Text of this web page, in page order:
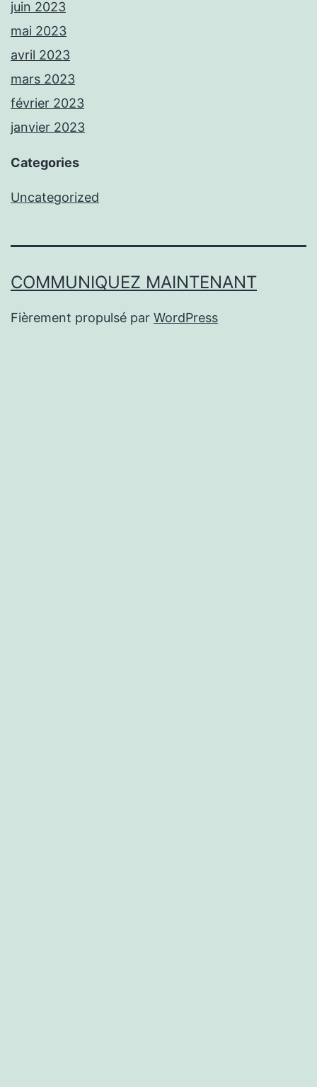
juin 2023
mai 2023
avril 2023
mars 2023
février 2023
janvier 2023
Categories
Uncategorized
COMMUNIQUEZ MAINTENANT
Fièrement propulsé par WordPress